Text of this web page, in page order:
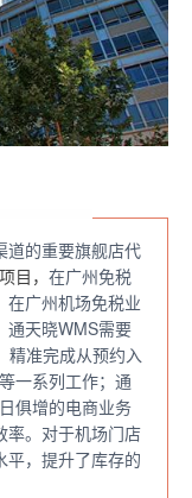
道的重要旗舰店代
目， 在广州免税
在广州机场免税业
通天晓WMS需要
精准完成从预约入
一系列工作；通
俱增的电商业务
率。对于机场门店
平，提升了库存的